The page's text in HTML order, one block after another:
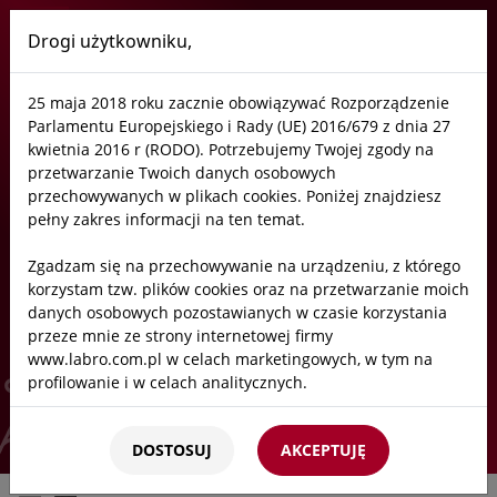
Labro
Tygle i łódeczki ceramiczne
Tygle i łódeczki ceramiczne
Armatura i zawory
Blaty laboratoryjne
Dygestoria
Komory robocze
Start / Oferta / Laboratoria / Tygle i łódeczki ceramiczne
Drogi użytkowniku,
25 maja 2018 roku zacznie obowiązywać Rozporządzenie
Parlamentu Europejskiego i Rady (UE) 2016/679 z dnia 27
kwietnia 2016 r (RODO). Potrzebujemy Twojej zgody na
przetwarzanie Twoich danych osobowych
przechowywanych w plikach cookies. Poniżej znajdziesz
pełny zakres informacji na ten temat.
Zgadzam się na przechowywanie na urządzeniu, z którego
korzystam tzw. plików cookies oraz na przetwarzanie moich
danych osobowych pozostawianych w czasie korzystania
przeze mnie ze strony internetowej firmy
www.labro.com.pl w celach marketingowych, w tym na
profilowanie i w celach analitycznych.
Kto będzie administratorem Twoich danych?
Administratorami Twoich danych będziemy my: Firma
Labro Technologie sp.z o.o.sp.k. z siedzibą w Krakowie ul.
DOSTOSUJ AKCEPTUJĘ